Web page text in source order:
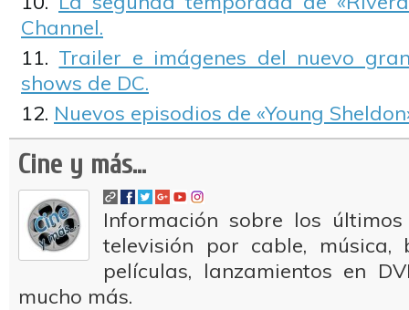
Channel.
Trailer e imágenes del nuevo
shows de DC.
Nuevos episodios de «Young
Cine y más...
Información sobre los
televisión por cable, música,
películas, lanzamientos en
mucho más.